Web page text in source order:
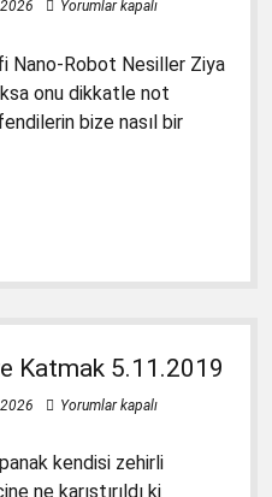
Gördüğüm
Gördüklerim
Hayatı
Kapağında
ve Siberton Kilise
Dilekçesi
Dava Dilekçesi
Davası
Dava Dilekçesi
Düzeltilmiştir Diyen
Raporu
Yorumlar kapalı
Nano-Robot Nesiller Ziya
onu dikkatle not
bize nasıl bir
Katmak 5.11.2019
Yorumlar kapalı
kendisi zehirli
ne karıştırıldı ki